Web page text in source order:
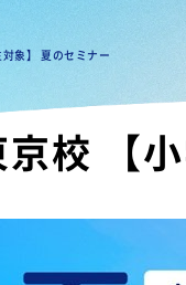
象】 夏のセミナー
校 【